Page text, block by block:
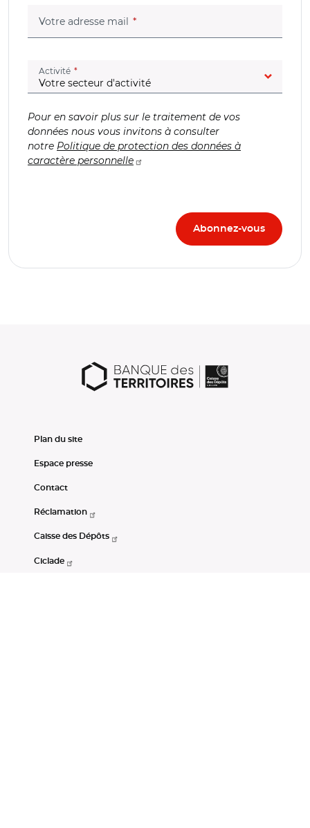
Votre adresse mail (champ obligatoire)
Activité (champ obligatoire)
Pour en savoir plus sur le traitement de vos
données nous vous invitons à consulter
notre Politique de protection des données à
caractère personnelle
Plan du site
Espace presse
Contact
Réclamation
Caisse des Dépôts
Ciclade